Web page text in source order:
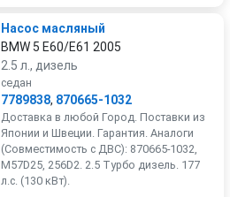
Насос масляный
BMW 5 E60/E61 2005
2.5 л., дизель
седан
7789838, 870665-1032
Доставка в любой Город. Поставки из
Японии и Швеции. Гарантия. Аналоги
(Совместимость с ДВС): 870665-1032,
M57D25, 256D2. 2.5 Турбо дизель. 177
л.с. (130 кВт).